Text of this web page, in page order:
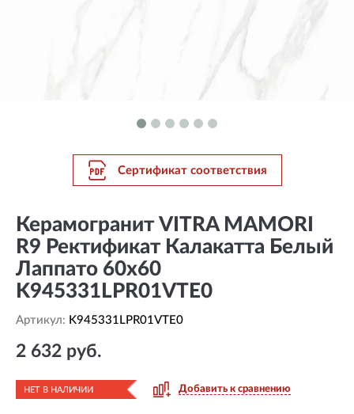
Сертификат соответствия
Керамогранит VITRA MAMORI
R9 Ректификат Калакатта Белый
Лаппато 60x60
K945331LPR01VTE0
Артикул: K945331LPR01VTE0
2 632 руб.
НЕТ В НАЛИЧИИ Добавить к сравнению